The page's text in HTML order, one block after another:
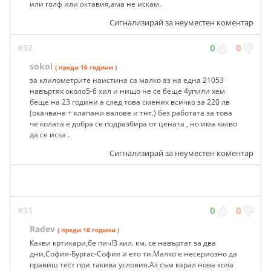
или голф или октавия,ама не искам.
Сигнализирай за неуместен коментар
#32 0 0
sokol ( преди 16 години )
за клилометрите наистина са малко аз на една 21053
навъртях около5-6 хил и нищо не се беще 4упили хем
беще на 23 години а след това смених всичко за 220 лв
(окачване + клапани валове и тнт.) без работата за това
че колата е добра се подразбира от цената , но има какво
да се иска .
Сигнализирай за неуместен коментар
#31 0 0
Radev ( преди 16 години )
Какви кртикари,бе пич!3 хил. км. се навъртат за два
дни,София-Бургас-София и ето ти.Малко е несериозно да
правиш тест при такива условия.Аз съм карал нова кола